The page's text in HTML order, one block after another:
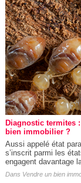
Diagnostic termites
bien immobilier ?
Aussi appelé état
s’inscrit parmi les
engagent davantage
Dans Vendre un bien